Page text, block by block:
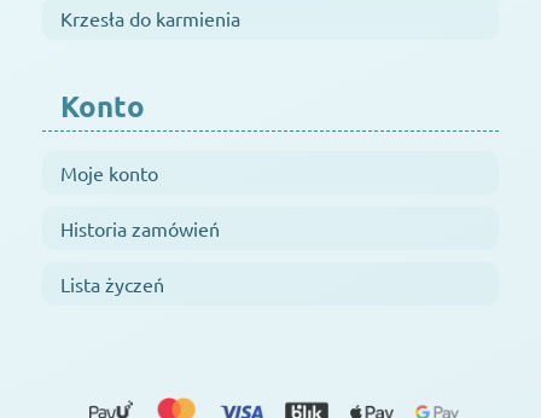
Krzesła do karmienia
Konto
Moje konto
Historia zamówień
Lista życzeń